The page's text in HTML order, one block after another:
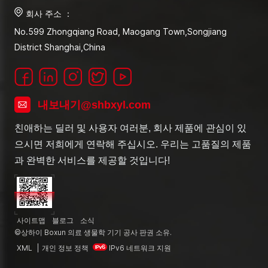
회사 주소 ：
No.599 Zhongqiang Road, Maogang Town,Songjiang
District Shanghai,China
내보내기@shbxyl.com
친애하는 딜러 및 사용자 여러분, 회사 제품에 관심이 있
으시면 저희에게 연락해 주십시오. 우리는 고품질의 제품
과 완벽한 서비스를 제공할 것입니다!
사이트맵 블로그
소식
©상하이 Boxun 의료 생물학 기기 공사 판권 소유.
XML
개인 정보 정책 IPv6 네트워크 지원